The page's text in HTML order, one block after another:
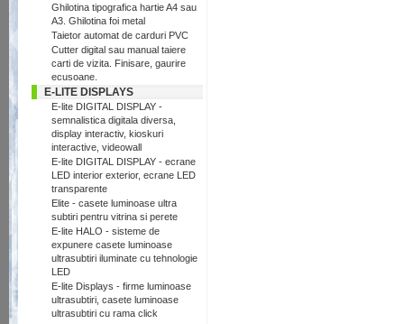
Ghilotina tipografica hartie A4 sau
A3. Ghilotina foi metal
Taietor automat de carduri PVC
Cutter digital sau manual taiere
carti de vizita. Finisare, gaurire
ecusoane.
E-LITE DISPLAYS
E-lite DIGITAL DISPLAY -
semnalistica digitala diversa,
display interactiv, kioskuri
interactive, videowall
E-lite DIGITAL DISPLAY - ecrane
LED interior exterior, ecrane LED
transparente
Elite - casete luminoase ultra
subtiri pentru vitrina si perete
E-lite HALO - sisteme de
expunere casete luminoase
ultrasubtiri iluminate cu tehnologie
LED
E-lite Displays - firme luminoase
ultrasubtiri, casete luminoase
ultrasubtiri cu rama click